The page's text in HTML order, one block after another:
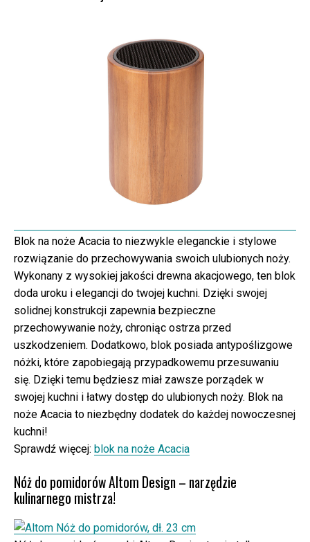
Blok na noże Acacia to niezwykle eleganckie i stylowe
rozwiązanie do przechowywania swoich ulubionych noży.
Wykonany z wysokiej jakości drewna akacjowego, ten blok
doda uroku i elegancji do twojej kuchni. Dzięki swojej
solidnej konstrukcji zapewnia bezpieczne
przechowywanie noży, chroniąc ostrza przed
uszkodzeniem. Dodatkowo, blok posiada antypoślizgowe
nóżki, które zapobiegają przypadkowemu przesuwaniu
się. Dzięki temu będziesz miał zawsze porządek w
swojej kuchni i łatwy dostęp do ulubionych noży. Blok na
noże Acacia to niezbędny dodatek do każdej nowoczesnej
kuchni!
Sprawdź więcej: blok na noże Acacia
Nóż do pomidorów Altom Design – narzędzie
kulinarnego mistrza!